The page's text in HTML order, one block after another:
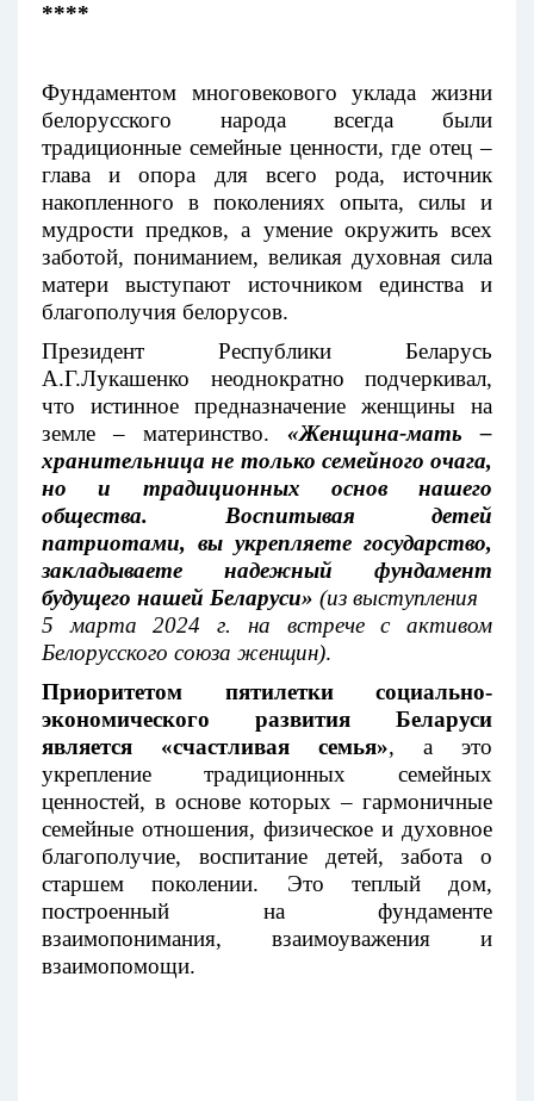
****
Фундаментом многовекового уклада жизни
белорусского народа всегда были
традиционные семейные ценности, где отец –
глава и опора для всего рода, источник
накопленного в поколениях опыта, силы и
мудрости предков, а умение окружить всех
заботой, пониманием, великая духовная сила
матери выступают источником единства и
благополучия белорусов.
Президент Республики Беларусь
А.Г.Лукашенко неоднократно подчеркивал,
что истинное предназначение женщины на
земле – материнство. «Женщина-мать –
хранительница не только семейного очага,
но и традиционных основ нашего
общества. Воспитывая детей
патриотами, вы укрепляете государство,
закладываете надежный фундамент
будущего нашей Беларуси» (из выступления
5 марта 2024 г. на встрече с активом
Белорусского союза женщин).
Приоритетом пятилетки социально-
экономического развития Беларуси
является «счастливая семья», а это
укрепление традиционных семейных
ценностей, в основе которых – гармоничные
семейные отношения, физическое и духовное
благополучие, воспитание детей, забота о
старшем поколении. Это теплый дом,
построенный на фундаменте
взаимопонимания, взаимоуважения и
взаимопомощи.